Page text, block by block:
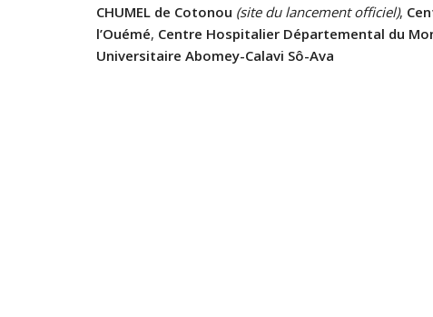
CHUMEL de Cotonou (site du lancement officiel),
l’Ouémé, Centre Hospitalier Départemental du
Universitaire Abomey-Calavi Sô-Ava